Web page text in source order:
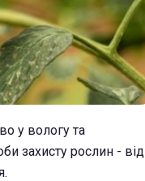
у вологу та
захисту рослин - від